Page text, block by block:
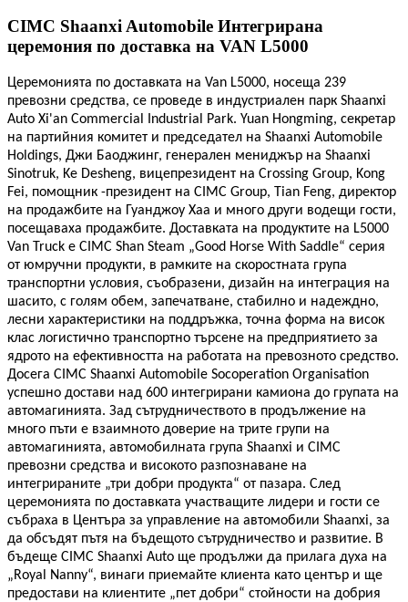
CIMC Shaanxi Automobile Интегрирана
церемония по доставка на VAN L5000
Церемонията по доставката на Van L5000, носеща 239
превозни средства, се проведе в индустриален парк Shaanxi
Auto Xi'an Commercial Industrial Park. Yuan Hongming, секретар
на партийния комитет и председател на Shaanxi Automobile
Holdings, Джи Баоджинг, генерален мениджър на Shaanxi
Sinotruk, Ke Desheng, вицепрезидент на Crossing Group, Kong
Fei, помощник -президент на CIMC Group, Tian Feng, директор
на продажбите на Гуанджоу Хаа и много други водещи гости,
посещаваха продажбите. Доставката на продуктите на L5000
Van Truck е CIMC Shan Steam „Good Horse With Saddle“ серия
от юмручни продукти, в рамките на скоростната група
транспортни условия, съобразени, дизайн на интеграция на
шасито, с голям обем, запечатване, стабилно и надеждно,
лесни характеристики на поддръжка, точна форма на висок
клас логистично транспортно търсене на предприятието за
ядрото на ефективността на работата на превозното средство.
Досега CIMC Shaanxi Automobile Socoperation Organisation
успешно достави над 600 интегрирани камиона до групата на
автомагинията. Зад сътрудничеството в продължение на
много пъти е взаимното доверие на трите групи на
автомагинията, автомобилната група Shaanxi и CIMC
превозни средства и високото разпознаване на
интегрираните „три добри продукта“ от пазара. След
церемонията по доставката участващите лидери и гости се
събраха в Центъра за управление на автомобили Shaanxi, за
да обсъдят пътя на бъдещото сътрудничество и развитие. В
бъдеще CIMC Shaanxi Auto ще продължи да прилага духа на
„Royal Nanny“, винаги приемайте клиента като център и ще
предостави на клиентите „пет добри“ стойности на добрия